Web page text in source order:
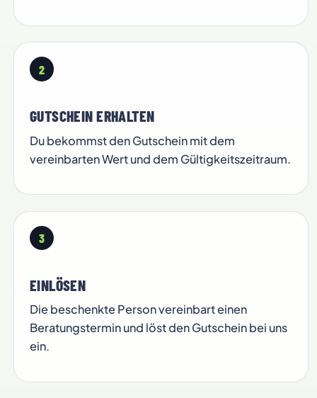
2
GUTSCHEIN ERHALTEN
Du bekommst den Gutschein mit dem
vereinbarten Wert und dem Gültigkeitszeitraum.
3
EINLÖSEN
Die beschenkte Person vereinbart einen
Beratungstermin und löst den Gutschein bei uns
ein.